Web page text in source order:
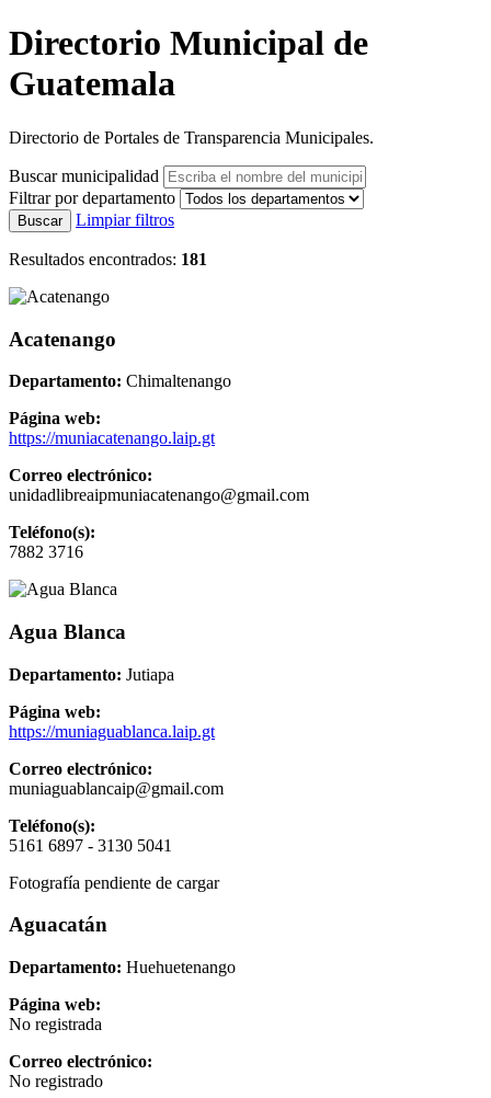
Directorio Municipal de
Guatemala
Directorio de Portales de Transparencia Municipales.
Buscar municipalidad
Filtrar por departamento
Buscar Limpiar filtros
Resultados encontrados: 181
Acatenango
Departamento: Chimaltenango
Página web:
https://muniacatenango.laip.gt
Correo electrónico:
unidadlibreaipmuniacatenango@gmail.com
Teléfono(s):
7882 3716
Agua Blanca
Departamento: Jutiapa
Página web:
https://muniaguablanca.laip.gt
Correo electrónico:
muniaguablancaip@gmail.com
Teléfono(s):
5161 6897 - 3130 5041
Fotografía pendiente de cargar
Aguacatán
Departamento: Huehuetenango
Página web:
No registrada
Correo electrónico:
No registrado